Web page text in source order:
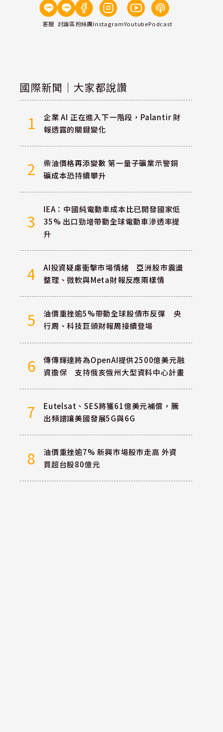
客服 討論區粉絲團InstagramYoutubePodcast
國際新聞｜大家都說讚
1
企業 AI 正在進入下一階段，Palantir 財
報透露的關鍵變化
2
柴油價格再添變數 第一量子礦業示警銅
礦成本恐持續攀升
3
IEA：中國純電動車成本比已開發國家低
35% 出口勁增帶動全球電動車滲透率提
升
4
AI投資疑慮衝擊市場情緒 亞洲股市震盪
整理、微軟與Meta財報反應兩樣情
5
油價重挫逾5%帶動全球股債市反彈 央
行周、科技巨頭財報周接續登場
6
傳傳輝達將為OpenAI提供2500億美元融
資擔保 支持俄亥俄州大型資料中心計畫
7
Eutelsat、SES將獲61億美元補償，騰
出頻譜讓美國發展5G與6G
8
油價重挫逾7% 新興市場股市走高 外資
買超台股80億元